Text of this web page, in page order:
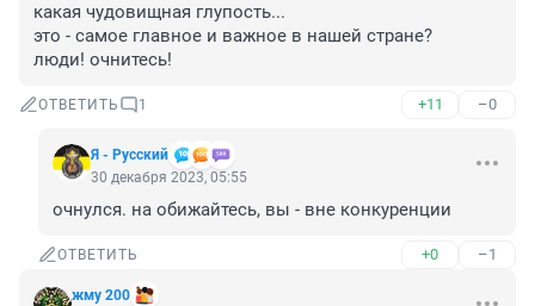
какая чудовищная глупость...
это - самое главное и важное в нашей стране?
люди! очнитесь!
ОТВЕТИТЬ 1 +11 –0
Я - Русский
30 декабря 2023, 05:55
очнулся. на обижайтесь, вы - вне конкуренции
ОТВЕТИТЬ +0 –1
жму 200